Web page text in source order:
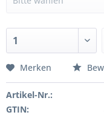
Merken
Artikel-Nr.:
GTIN: